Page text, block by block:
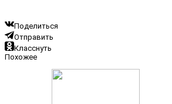
Поделиться
Отправить
Класснуть
Похожее